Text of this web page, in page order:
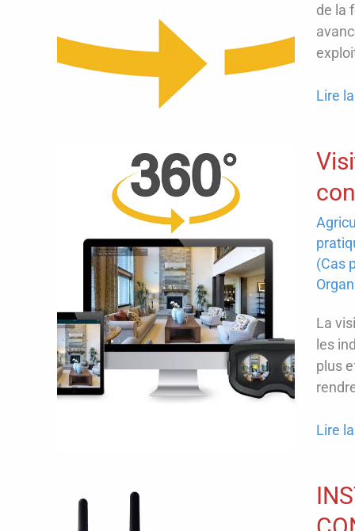
de la
Vidéo
:
des
360°
3D
Lire
(Cas
La
les
plus
Visite
un
Lire